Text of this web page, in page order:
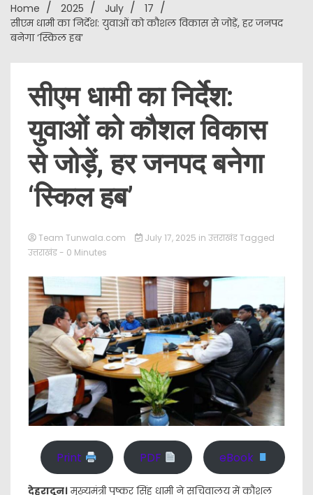
Home 2025 July
17
सीएम धामी का निर्देश: युवाओं को कौशल विकास से जोड़ें, हर जनपद
बनेगा ‘स्किल हब’
सीएम धामी का निर्देश:
युवाओं को कौशल विकास
से जोड़ें, हर जनपद बनेगा
‘स्किल हब’
Team Tunwala.com July 17, 2025 in उत्तराखंड Tagged
उत्तराखंड - 0 Minutes
Print PDF eBook
देहरादून।मुख्यमंत्री पुष्कर सिंह धामी ने सचिवालय में कौशल